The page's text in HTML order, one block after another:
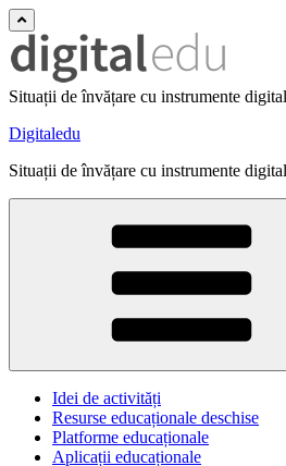
Situații de învățare cu instrumente
Digitaledu
Situații de învățare cu instrumente
Idei de activități
Resurse educaționale deschise
Platforme educaționale
Aplicații educaționale